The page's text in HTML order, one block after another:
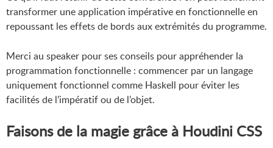
transformer une application impérative en fonctionnelle en
repoussant les effets de bords aux extrémités du programme.
Merci au speaker pour ses conseils pour appréhender la
programmation fonctionnelle : commencer par un langage
uniquement fonctionnel comme Haskell pour éviter les
facilités de l’impératif ou de l’objet.
Faisons de la magie grâce à Houdini CSS